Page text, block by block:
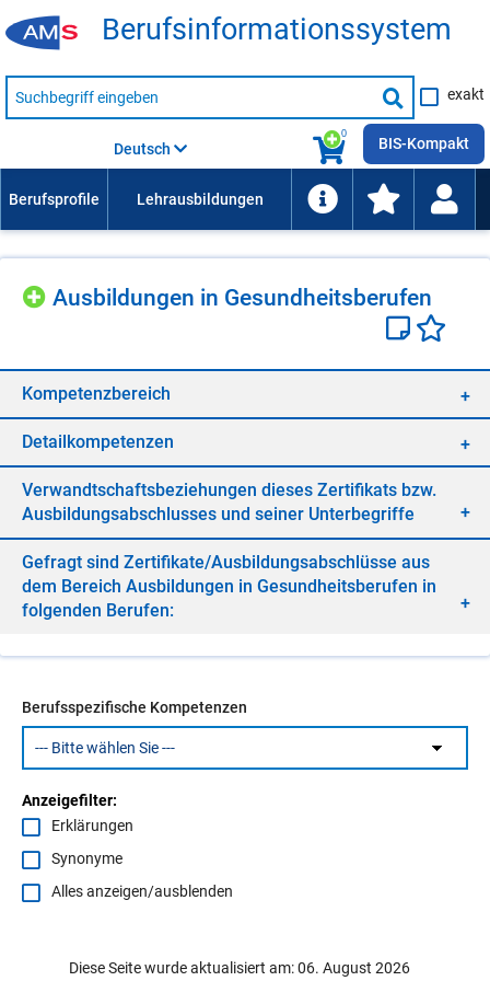
Be­rufs­in­for­ma­ti­ons­sys­tem
Suche
nach
Suche
starten
exakt
0
Deutsch BIS-Kompakt
Aus­bil­dun­gen in Ge­sund­heits­be­ru­fen
Kom­pe­tenz­be­reich
De­tail­kom­pe­ten­zen
Ver­wandt­schafts­be­zie­hun­gen die­ses Zer­ti­fi­kats bzw.
Aus­bil­dungs­ab­schlus­ses und sei­ner Un­ter­be­grif­fe
Ge­fragt sind Zer­ti­fi­ka­te/​Aus­bil­dungs­ab­schlüs­se aus
dem Be­reich Aus­bil­dun­gen in Ge­sund­heits­be­ru­fen in
fol­gen­den Be­ru­fen:
Berufsspezifische Kompetenzen
Anzeigefilter:
Erklärungen
Synonyme
Alles anzeigen/ausblenden
Diese Seite wurde aktualisiert am: 06. August 2026